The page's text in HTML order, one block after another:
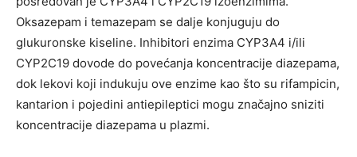
Oksazepam i temazepam se dalje konjuguju do
glukuronske kiseline. Inhibitori enzima CYP3A4 i/ili
CYP2C19 dovode do povećanja koncentracije diazepama,
dok lekovi koji indukuju ove enzime kao što su rifampicin,
kantarion i pojedini antiepileptici mogu značajno sniziti
koncentracije diazepama u plazmi.